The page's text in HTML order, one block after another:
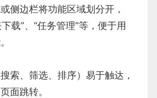
侧边栏将功能区域划分开，
载”、“任务管理”等，便于用
索、筛选、排序）易于触达，
面跳转。